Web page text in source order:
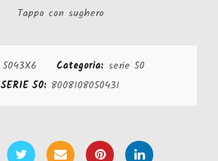
Tappo con sughero
5043X6 Categoria: serie 50
SERIE 50: 8008108050431